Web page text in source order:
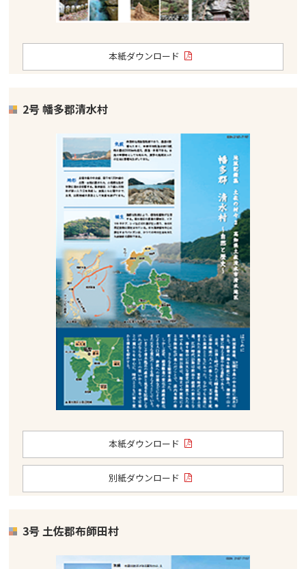
本紙ダウンロード
2号 幡多郡清水村
本紙ダウンロード
別紙ダウンロード
3号 土佐郡布師田村